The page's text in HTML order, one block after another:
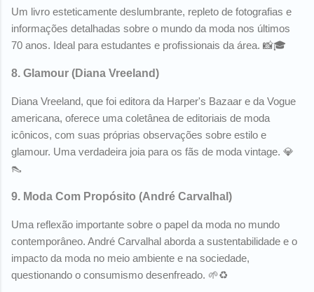
Um livro esteticamente deslumbrante, repleto de fotografias e
informações detalhadas sobre o mundo da moda nos últimos
70 anos. Ideal para estudantes e profissionais da área. 📸🎓
8. Glamour (Diana Vreeland)
Diana Vreeland, que foi editora da Harper's Bazaar e da Vogue
americana, oferece uma coletânea de editoriais de moda
icônicos, com suas próprias observações sobre estilo e
glamour. Uma verdadeira joia para os fãs de moda vintage. 💎
👠
9. Moda Com Propósito (André Carvalhal)
Uma reflexão importante sobre o papel da moda no mundo
contemporâneo. André Carvalhal aborda a sustentabilidade e o
impacto da moda no meio ambiente e na sociedade,
questionando o consumismo desenfreado. 🌱♻️